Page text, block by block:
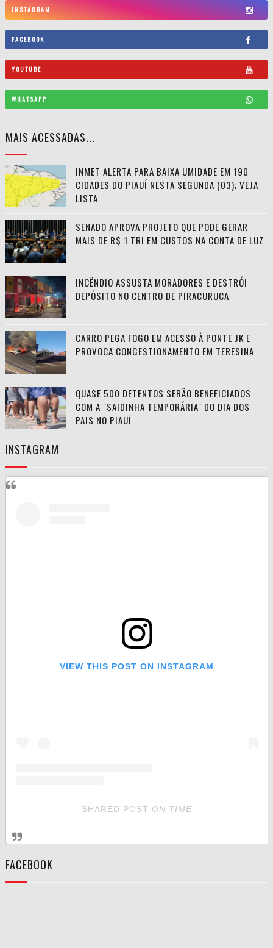
INSTAGRAM
FACEBOOK
YOUTUBE
WHATSAPP
MAIS ACESSADAS...
INMET ALERTA PARA BAIXA UMIDADE EM 190
CIDADES DO PIAUÍ NESTA SEGUNDA (03); VEJA
LISTA
SENADO APROVA PROJETO QUE PODE GERAR
MAIS DE R$ 1 TRI EM CUSTOS NA CONTA DE LUZ
INCÊNDIO ASSUSTA MORADORES E DESTRÓI
DEPÓSITO NO CENTRO DE PIRACURUCA
CARRO PEGA FOGO EM ACESSO À PONTE JK E
PROVOCA CONGESTIONAMENTO EM TERESINA
QUASE 500 DETENTOS SERÃO BENEFICIADOS
COM A "SAIDINHA TEMPORÁRIA" DO DIA DOS
PAIS NO PIAUÍ
INSTAGRAM
VIEW THIS POST ON INSTAGRAM
SHARED POST ON TIME
FACEBOOK